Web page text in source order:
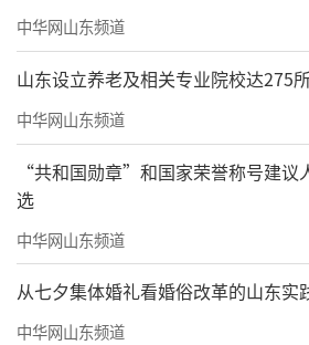
中华网山东频道
山东设立养老及相关专业院校达275
中华网山东频道
“共和国勋章”和国家荣誉称号建议
选
中华网山东频道
从七夕集体婚礼看婚俗改革的山东实
中华网山东频道